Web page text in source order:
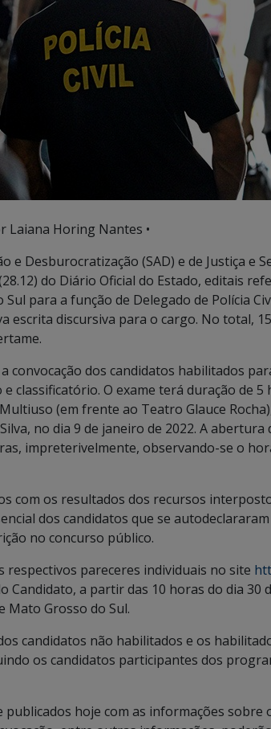
Laiana Horing Nantes •
e Desburocratização (SAD) e de Justiça e
do Diário Oficial do Estado, editais
para a função de Delegado de Polícia
escrita discursiva para o cargo. No total,
convocação dos candidatos habilitados
classificatório. O exame terá duração de 5
(em frente ao Teatro Glauce
no dia 9 de janeiro de 2022. A
impreterivelmente, observando-se o
com os resultados dos recursos
dos candidatos que se
no concurso público.
respectivos pareceres individuais no site
Candidato, a partir das 10 horas do dia 30
Mato Grosso do Sul.
candidatos não habilitados e os
os candidatos participantes dos
hoje com as informações sobre